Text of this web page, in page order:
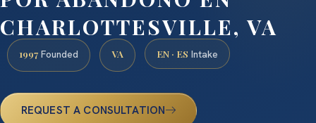
CHARLOTTESVILLE, VA
1997 Founded VA EN · ES Intake
REQUEST A CONSULTATION